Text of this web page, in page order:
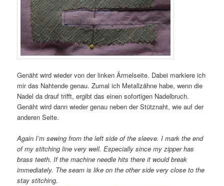
Genäht wird wieder von der linken Ärmelseite. Dabei markiere ich
mir das Nahtende genau. Zumal ich Metallzähne habe, wenn die
Nadel da drauf trifft, ergibt das einen sofortigen Nadelbruch.
Genäht wird dann wieder genau neben der Stütznaht, wie auf der
anderen Seite.
Again I’m sewing from the left side of the sleeve. I mark the end
of my stitching line very well. Especially since my zipper has
brass teeth. If the machine needle hits there it would break
immediately. The seam is like on the other side very close to the
stay stitching.